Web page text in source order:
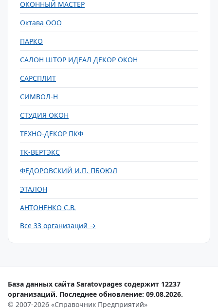
ОКОННЫЙ МАСТЕР
Октава ООО
ПАРКО
САЛОН ШТОР ИДЕАЛ ДЕКОР ОКОН
САРСПЛИТ
СИМВОЛ-Н
СТУДИЯ ОКОН
ТЕХНО-ДЕКОР ПКФ
ТК-ВЕРТЭКС
ФЕДОРОВСКИЙ И.П. ПБОЮЛ
ЭТАЛОН
АНТОНЕНКО С.В.
Все 33 организаций →
База данных сайта Saratovpages содержит 12237
организаций. Последнее обновление: 09.08.2026.
© 2007-2026 «Справочник Предприятий»